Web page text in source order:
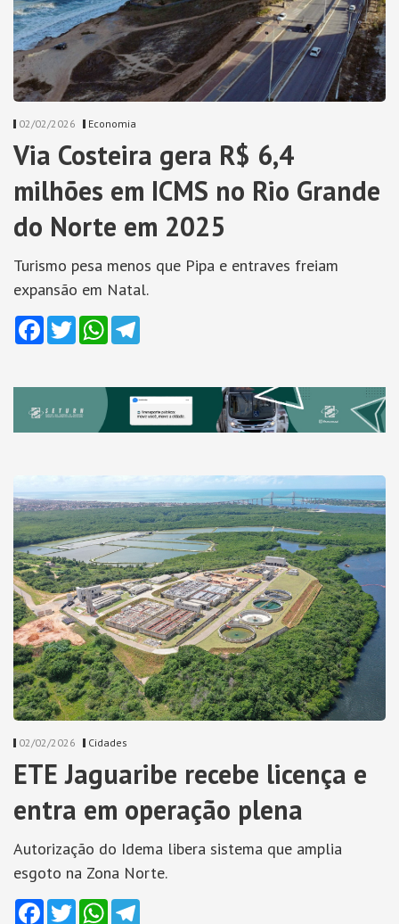
02/02/2026 Economia
Via Costeira gera R$ 6,4
milhões em ICMS no Rio Grande
do Norte em 2025
Turismo pesa menos que Pipa e entraves freiam
expansão em Natal.
Facebook
TwitterWhatsApp
02/02/2026 Cidades
ETE Jaguaribe recebe licença e
entra em operação plena
Autorização do Idema libera sistema que amplia
esgoto na Zona Norte.
Facebook
TwitterWhatsApp